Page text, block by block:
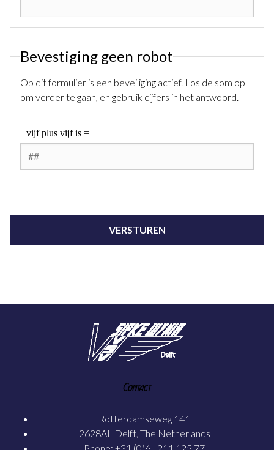
Bevestiging geen robot
Op dit formulier is een beveiliging actief. Los de som op
om verder te gaan, en gebruik cijfers in het antwoord.
Contact
Rotterdamseweg 141
2628AL Delft, The Netherlands